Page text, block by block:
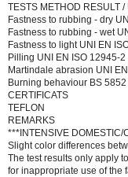
TESTS METHOD RESULT /
Fastness to rubbing - dry
Fastness to rubbing - wet
Fastness to light UNI EN
Pilling UNI EN ISO 12945-2
Martindale abrasion UNI
Burning behaviour BS
CERTIFICATS
TEFLON
REMARKS
***INTENSIVE DOMESTIC/
Slight color differences
The test results only apply
for inappropriate use of the